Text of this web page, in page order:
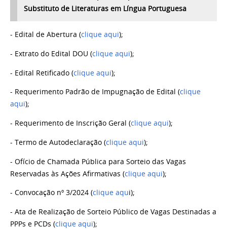
Substituto de Literaturas em Língua Portuguesa
- Edital de Abertura (clique aqui);
- Extrato do Edital DOU (clique aqui);
- Edital Retificado (clique aqui);
- Requerimento Padrão de Impugnação de Edital (clique
aqui);
- Requerimento de Inscrição Geral (clique aqui);
- Termo de Autodeclaração (clique aqui);
- Ofício de Chamada Pública para Sorteio das Vagas
Reservadas às Ações Afirmativas (clique aqui);
- Convocação nº 3/2024 (clique aqui);
- Ata de Realização de Sorteio Público de Vagas Destinadas a
PPPs e PCDs (clique aqui);